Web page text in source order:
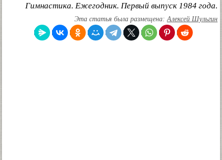
Гимнастика. Ежегодник. Первый выпуск 1984 года.
Эта статья была размещена:Алексей Шульгин